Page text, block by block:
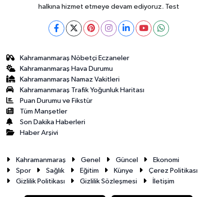
halkına hizmet etmeye devam ediyoruz. Test
Kahramanmaraş Nöbetçi Eczaneler
Kahramanmaraş Hava Durumu
Kahramanmaraş Namaz Vakitleri
Kahramanmaraş Trafik Yoğunluk Haritası
Puan Durumu ve Fikstür
Tüm Manşetler
Son Dakika Haberleri
Haber Arşivi
Kahramanmaraş Genel Güncel
Ekonomi
Spor
Sağlık Eğitim Künye
Çerez Politikası
Gizlilik Politikası
Gizlilik Sözleşmesi İletişim